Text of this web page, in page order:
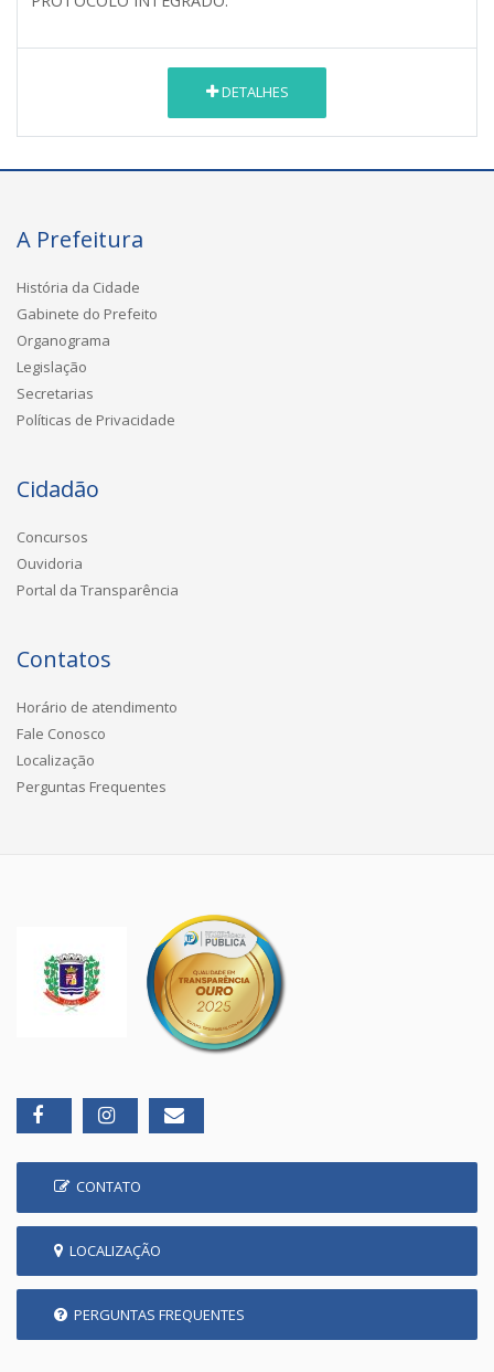
DETALHES
A Prefeitura
História da Cidade
Gabinete do Prefeito
Organograma
Legislação
Secretarias
Políticas de Privacidade
Cidadão
Concursos
Ouvidoria
Portal da Transparência
Contatos
Horário de atendimento
Fale Conosco
Localização
Perguntas Frequentes
CONTATO
LOCALIZAÇÃO
PERGUNTAS FREQUENTES